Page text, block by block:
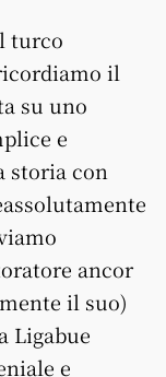
turco
il
su uno
e
storia con
ancor
il suo)
Ligabue
e